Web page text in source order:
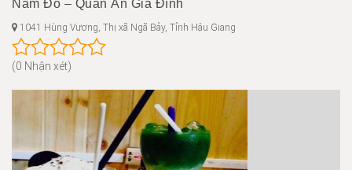
Nam Đô – Quán Ăn Gia Đình
1041 Hùng Vương, Thị xã Ngã Bảy, Tỉnh Hậu Giang
(0 Nhận xét)